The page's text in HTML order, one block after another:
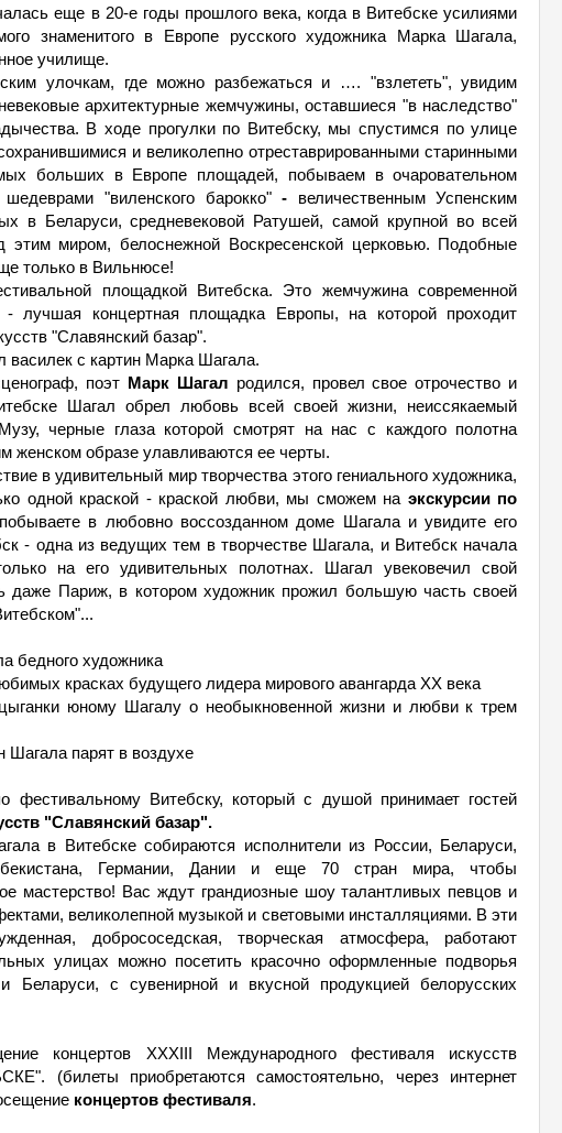
еще в 20-е годы прошлого века, когда в Витебске усилиями
знаменитого в Европе русского художника Марка Шагала,
училище.
улочкам, где можно разбежаться и …. "взлететь", увидим
архитектурные жемчужины, оставшиеся "в наследство"
В ходе прогулки по Витебску, мы спустимся по улице
и великолепно отреставрированными старинными
больших в Европе площадей, побываем в очаровательном
"виленского барокко"- величественным Успенским
в Беларуси, средневековой Ратушей, самой крупной во всей
миром, белоснежной Воскресенской церковью. Подобные
только в Вильнюсе!
площадкой Витебска. Это жемчужина современной
- лучшая концертная площадка Европы, на которой проходит
"Славянский базар".
василек с картин Марка Шагала.
поэт Марк Шагал родился, провел свое отрочество и
Шагал обрел любовь всей своей жизни, неиссякаемый
черные глаза которой смотрят на нас с каждого полотна
женском образе улавливаются ее черты.
в удивительный мир творчества этого гениального художника,
одной краской - краской любви, мы сможем на экскурсии по
в любовно воссозданном доме Шагала и увидите его
- одна из ведущих тем в творчестве Шагала, и Витебск начала
на его удивительных полотнах. Шагал увековечил свой
даже Париж, в котором художник прожил большую часть своей
бедного художника
красках будущего лидера мирового авангарда XX века
юному Шагалу о необыкновенной жизни и любви к трем
Шагала парят в воздухе
фестивальному Витебску, который с душой принимает гостей
"Славянский базар".
в Витебске собираются исполнители из России, Беларуси,
Германии, Дании и еще 70 стран мира, чтобы
мастерство! Вас ждут грандиозные шоу талантливых певцов и
великолепной музыкой и световыми инсталляциями. В эти
добрососедская, творческая атмосфера, работают
улицах можно посетить красочно оформленные подворья
Беларуси, с сувенирной и вкусной продукцией белорусских
концертов XXXIII Международного фестиваля искусств
(билеты приобретаются самостоятельно, через интернет
концертов фестиваля.